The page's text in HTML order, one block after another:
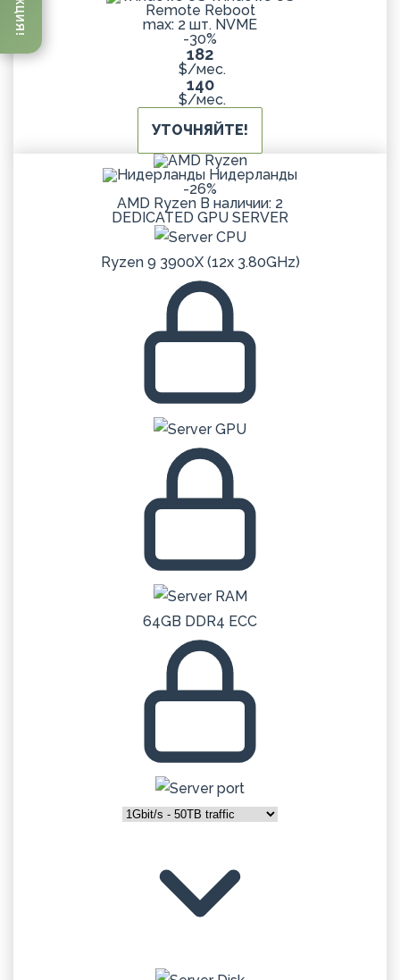
Remote Reboot
max: 2 шт. NVME
-30%
182
$/мес.
140
$/мес.
УТОЧНЯЙТЕ!
Нидерланды
-26%
AMD Ryzen В наличии: 2
DEDICATED GPU SERVER
Ryzen 9 3900X (12x 3.80GHz)
64GB DDR4 ECC
АКЦИЯ!